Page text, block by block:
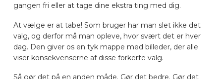
gangen fri eller at tage dine ekstra ting med dig.
At vælge er at tabe! Som bruger har man slet ikke det
valg, og derfor må man opleve, hvor svært det er hver
dag. Den giver os en tyk mappe med billeder, der alle
viser konsekvenserne af disse forkerte valg.
Så gør det på en anden måde. Gør det bedre. Gør det